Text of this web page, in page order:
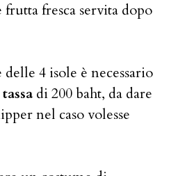
frutta fresca servita dopo
4 isole è necessario
tassa di 200 baht, da dare
nel caso volesse